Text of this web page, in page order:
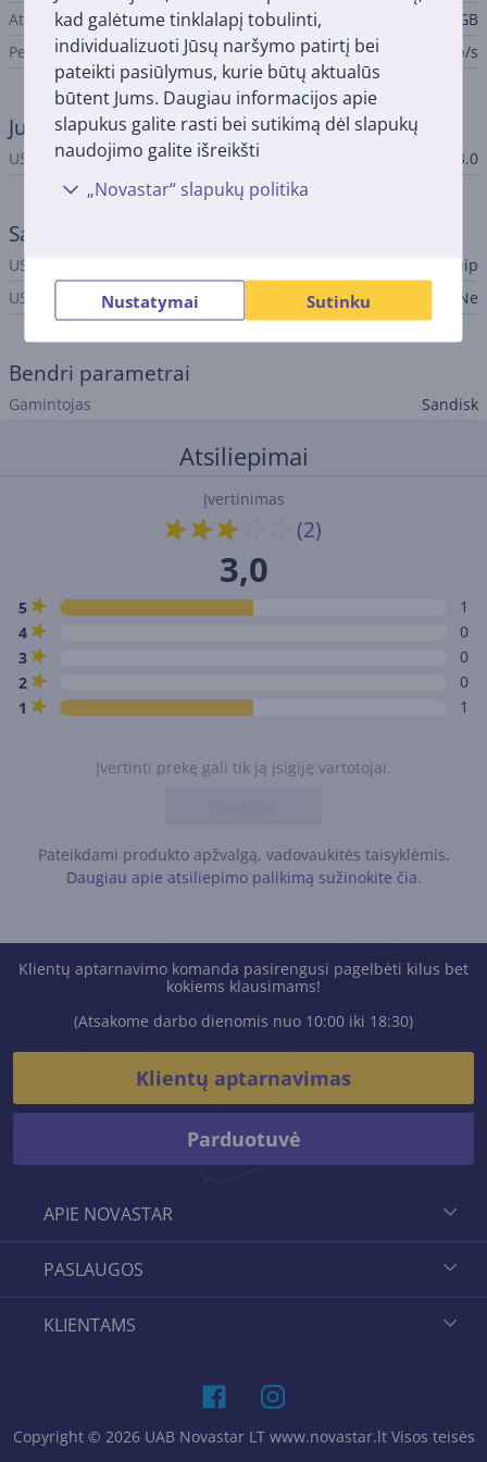
kad galėtume tinklalapį tobulinti,
individualizuoti Jūsų naršymo patirtį bei
pateikti pasiūlymus, kurie būtų aktualūs
būtent Jums. Daugiau informacijos apie
slapukus galite rasti bei sutikimą dėl slapukų
naudojimo galite išreikšti
„Novastar“ slapukų politika
Nustatymai Sutinku
Atminties talpa.
64 GB
Perdavimo sparta
150 Mb/s
Jungtis
USB standartas USB 3.0
Sąsajos
USB-A
Taip
USB-C
Ne
Bendri parametrai
Gamintojas Sandisk
Atsiliepimai
Įvertinimas
(2)
3,0
5
1
4
0
3
0
2
0
1
1
Įvertinti prekę gali tik ją įsigiję vartotojai.
Pateikdami produkto apžvalgą, vadovaukitės taisyklėmis.
Daugiau apie atsiliepimo palikimą sužinokite čia.
APIE NOVASTAR
PASLAUGOS
KLIENTAMS
Klientų aptarnavimo komanda pasirengusi pagelbėti kilus bet
kokiems klausimams!
(Atsakome darbo dienomis nuo 10:00 iki 18:30)
Klientų aptarnavimas
Parduotuvė
Copyright © 2026 UAB Novastar LT www.novastar.lt Visos teisės